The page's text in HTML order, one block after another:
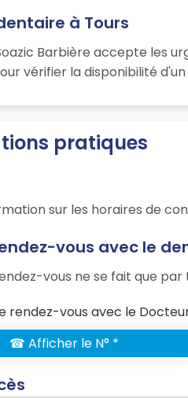
à Tours
Barbière accepte les
vérifier la disponibilité
pratiques
sur les horaires de
vous avec le
vous ne se fait que
rendez-vous avec le
☎ Afficher le N° *